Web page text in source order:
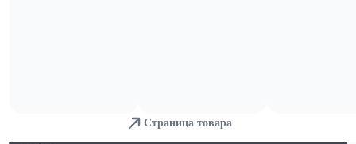
Страница товара